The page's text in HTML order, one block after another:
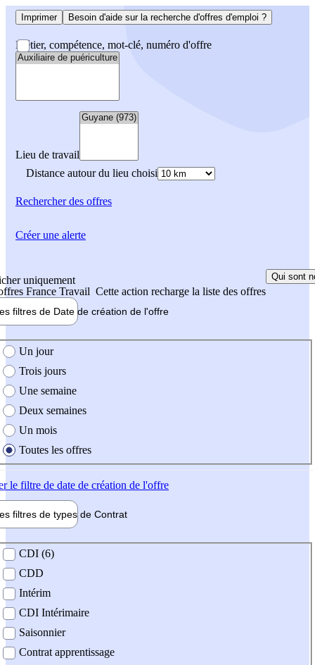
Imprimer Besoin d'aide sur la recherche d'offres d'emploi ?
Métier, compétence, mot-clé, numéro d'offre
Lieu de travail
Distance autour du lieu choisi
Rechercherdes offres
uniquement
France Travail Cette action recharge la liste des offres
Qui sont
filtres de Date de création de l'offre
création de l'offre
Un jour
Trois jours
Une semaine
Deux semaines
Un mois
Toutes les offres
le filtre de date de création de l'offre
filtres de types de Contrat
contrat
CDI (6)
CDD
Intérim
CDI Intérimaire
Saisonnier
Contrat apprentissage
Créer une alerte